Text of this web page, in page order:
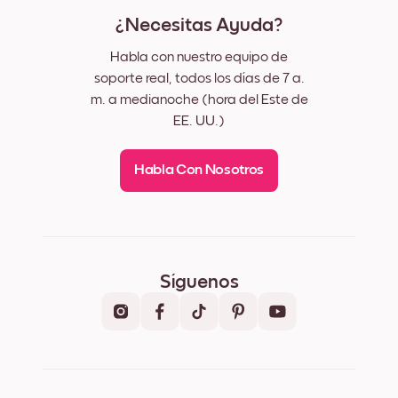
¿Necesitas Ayuda?
Habla con nuestro equipo de
soporte real, todos los días de 7 a.
m. a medianoche (hora del Este de
EE. UU.)
Habla Con Nosotros
Síguenos